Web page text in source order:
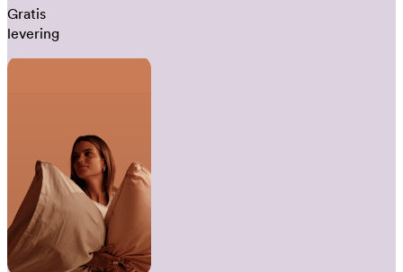
Gratis
levering